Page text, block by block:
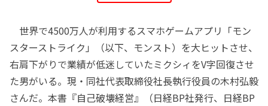
世界で4500万人が利用するスマホゲームアプリ「モン
スターストライク」（以下、モンスト）を大ヒットさせ、
右肩下がりで業績が低迷していたミクシィをV字回復させ
た男がいる。現・同社代表取締役社長執行役員の木村弘毅
さんだ。本書『自己破壊経営』（日経BP社発行、日経BP